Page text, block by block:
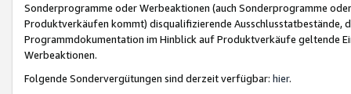
Sonderprogramme oder Werbeaktionen (auch Sonderprogramme
Produktverkäufen kommt) disqualifizierende Ausschlusstatbestände,
Programmdokumentation im Hinblick auf Produktverkäufe geltende
Werbeaktionen.
Folgende Sondervergütungen sind derzeit verfügbar: hier.